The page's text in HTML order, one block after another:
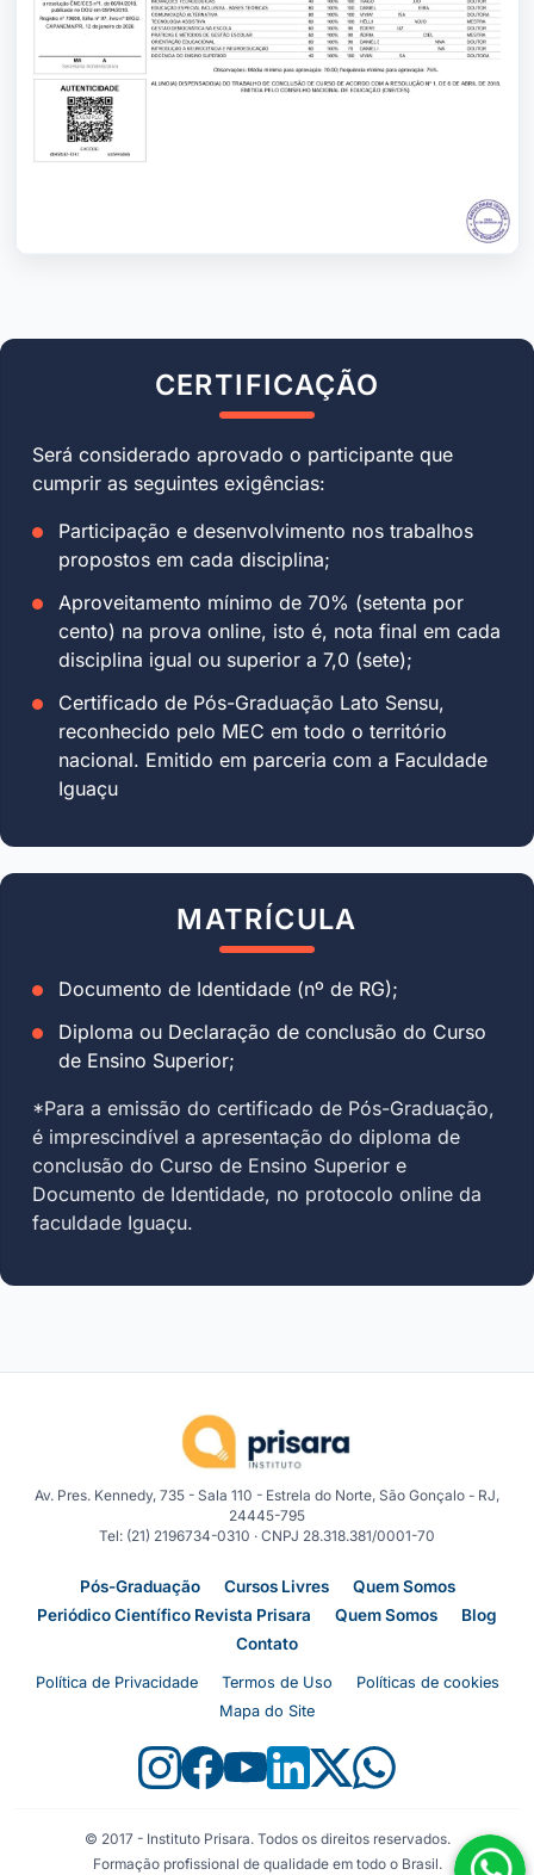
CERTIFICAÇÃO
Será considerado aprovado o participante que
cumprir as seguintes exigências:
Participação e desenvolvimento nos trabalhos
propostos em cada disciplina;
Aproveitamento mínimo de 70% (setenta por
cento) na prova online, isto é, nota final em cada
disciplina igual ou superior a 7,0 (sete);
Certificado de Pós-Graduação Lato Sensu,
reconhecido pelo MEC em todo o território
nacional. Emitido em parceria com a Faculdade
Iguaçu
MATRÍCULA
Documento de Identidade (nº de RG);
Diploma ou Declaração de conclusão do Curso
de Ensino Superior;
*Para a emissão do certificado de Pós-Graduação,
é imprescindível a apresentação do diploma de
conclusão do Curso de Ensino Superior e
Documento de Identidade, no protocolo online da
faculdade Iguaçu.
Av. Pres. Kennedy, 735 - Sala 110 - Estrela do Norte, São Gonçalo - RJ,
24445-795
Tel: (21) 2196734-0310 · CNPJ 28.318.381/0001-70
Pós-Graduação Cursos Livres
Quem Somos
Periódico Científico Revista Prisara
Quem Somos
Blog
Contato
Política de Privacidade Termos de Uso
Políticas de cookies
Mapa do Site
© 2017 - Instituto Prisara. Todos os direitos reservados.
Formação profissional de qualidade em todo o Brasil.